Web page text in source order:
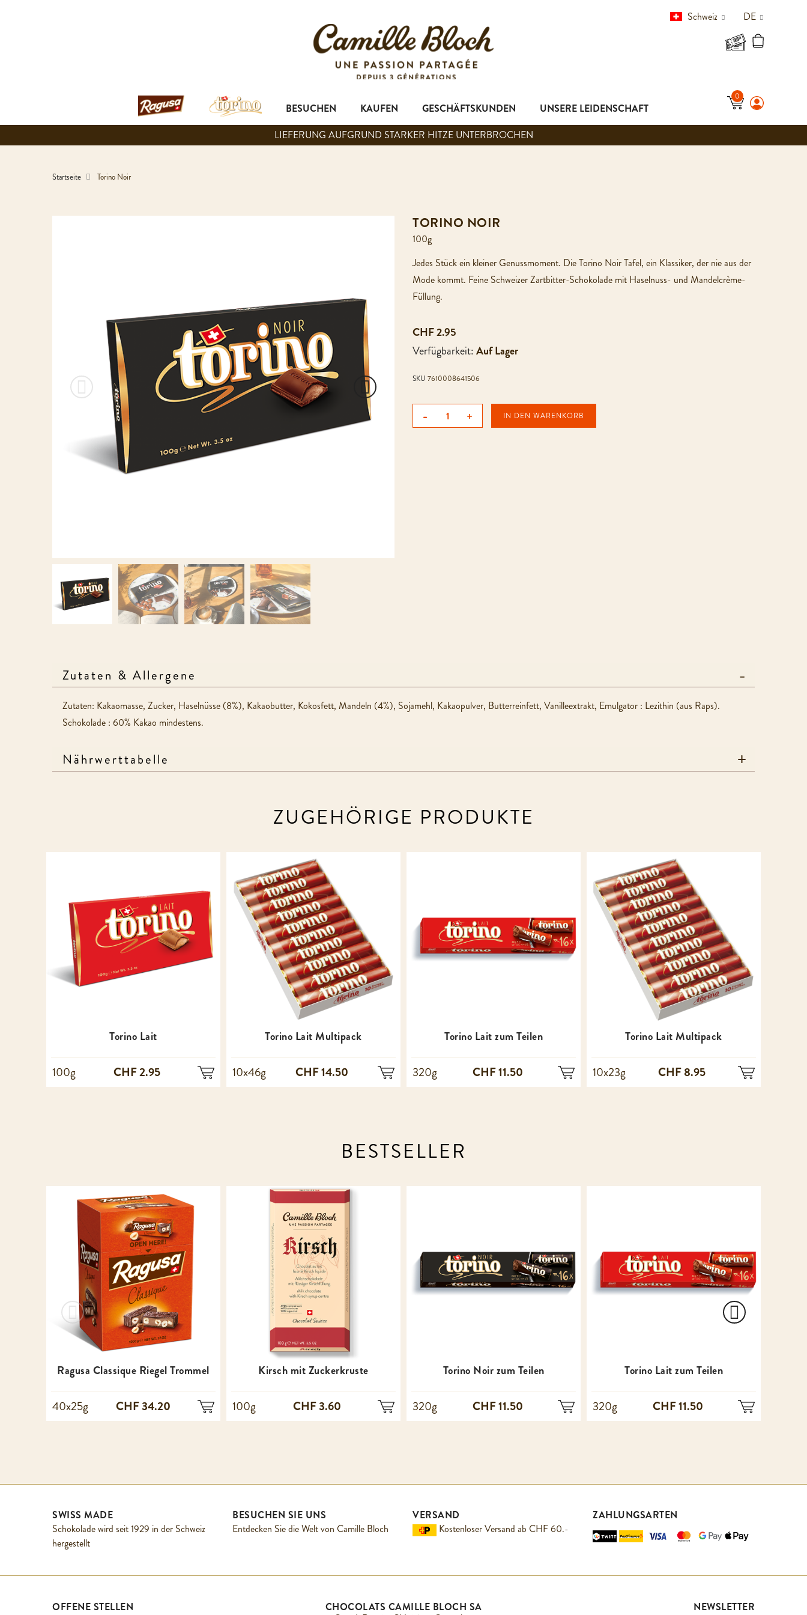
DE
Schweiz
BESUCHEN KAUFEN GESCHÄFTSKUNDEN
UNSERE LEIDENSCHAFT
LIEFERUNG AUFGRUND STARKER HITZE UNTERBROCHEN
Startseite Torino Noir
TORINO NOIR
100g
Jedes Stück ein kleiner Genussmoment. Die Torino Noir Tafel, ein Klassiker, der nie aus der
Mode kommt. Feine Schweizer Zartbitter-Schokolade mit Haselnuss- und Mandelcrème-
Füllung.
CHF 2.95
Verfügbarkeit:Auf Lager
SKU 7610008641506
- + IN DEN WARENKORB
Zutaten & Allergene
Zutaten: Kakaomasse, Zucker, Haselnüsse (8%), Kakaobutter, Kokosfett, Mandeln (4%), Sojamehl, Kakaopulver, Butterreinfett, Vanilleextrakt, Emulgator : Lezithin (aus Raps).
Schokolade : 60% Kakao mindestens.
Nährwerttabelle
ZUGEHÖRIGE PRODUKTE
Torino Lait
100g CHF 2.95
Torino Lait Multipack
10x46g CHF 14.50
Torino Lait zum Teilen
320g CHF 11.50
Torino Lait Multipack
10x23g CHF 8.95
BESTSELLER
Ragusa Classique Riegel Trommel
40x25g CHF 34.20
Kirsch mit Zuckerkruste
100g CHF 3.60
Torino Noir zum Teilen
320g CHF 11.50
Torino Lait zum Teilen
320g CHF 11.50
SWISS MADE
Schokolade wird seit 1929 in der Schweiz
hergestellt
BESUCHEN SIE UNS
Entdecken Sie die Welt von Camille Bloch
VERSAND
Kostenloser Versand ab CHF 60.-
ZAHLUNGSARTEN
OFFENE STELLEN
CHOCOLATS CAMILLE BLOCH SA
NEWSLETTER